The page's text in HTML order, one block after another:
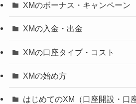
XMのボーナス・キャンペーン
XMの入金・出金
XMの口座タイプ・コスト
XMの始め方
はじめてのXM（口座開設・口